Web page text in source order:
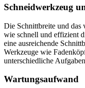
Schneidwerkzeug
Die Schnittbreite und das
wie schnell und effizient
eine ausreichende
Werkzeuge wie
unterschiedliche
Wartungsaufwand